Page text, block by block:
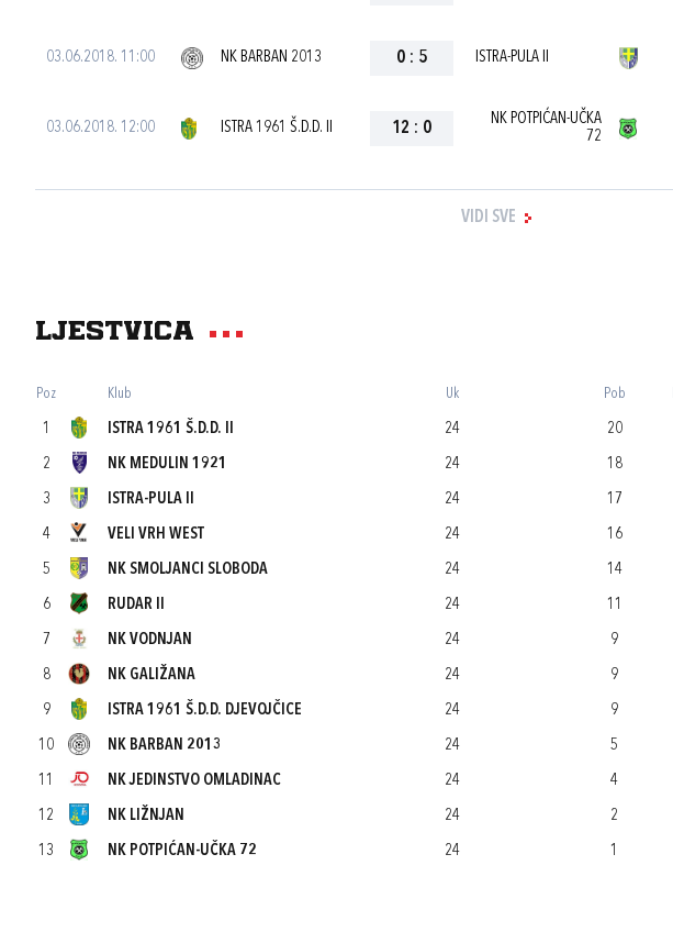
03.06.2018. 11:00 NK BARBAN 2013 0 : 5 ISTRA-PULA II
03.06.2018. 12:00 ISTRA 1961 Š.D.D. II 12 : 0
NK POTPIĆAN-UČKA
72
VIDI SVE
Ljestvica
Poz Klub Uk Pob
1 ISTRA 1961 Š.D.D. II 24 20
2 NK MEDULIN 1921 24 18
3 ISTRA-PULA II 24 17
4 VELI VRH WEST 24 16
5 NK SMOLJANCI SLOBODA 24 14
6 RUDAR II 24 11
7 NK VODNJAN 24 9
8 NK GALIŽANA 24 9
9 ISTRA 1961 Š.D.D. DJEVOJČICE 24 9
10 NK BARBAN 2013 24 5
11 NK JEDINSTVO OMLADINAC 24 4
12 NK LIŽNJAN 24 2
13 NK POTPIĆAN-UČKA 72 24 1